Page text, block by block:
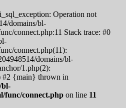
Operation not
domains/bl-
connect.php:11 Stack trace: #0
connect.php(11):
domains/bl-
1.php(2):
#2 {main} thrown in
bl-
func/connect.php on line 11